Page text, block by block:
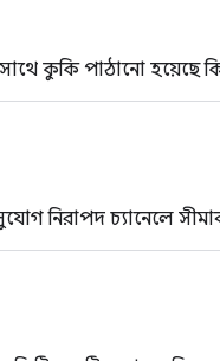
কুকি পাঠানো হয়েছে
নিরাপদ চ্যানেলে